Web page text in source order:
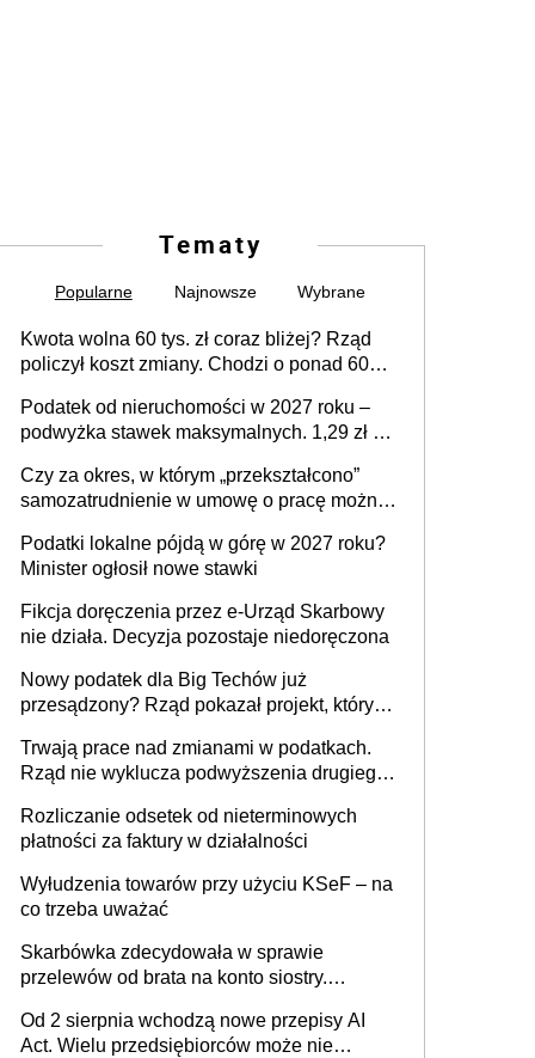
Tematy
Popularne Najnowsze Wybrane
Kwota wolna 60 tys. zł coraz bliżej? Rząd
policzył koszt zmiany. Chodzi o ponad 60
Podatek od nieruchomości w 2027 roku –
podwyżka stawek maksymalnych. 1,29 zł za
budynków i lokali związanych z
prowadzeniem działalności gospodarczej
Czy za okres, w którym „przekształcono”
samozatrudnienie w umowę o pracę można
umowy cywilnoprawnej jedynym
racjonalnym wyjściem
Podatki lokalne pójdą w górę w 2027 roku?
Minister ogłosił nowe stawki
Fikcja doręczenia przez e-Urząd Skarbowy
nie działa. Decyzja pozostaje niedoręczona
Nowy podatek dla Big Techów już
przesądzony? Rząd pokazał projekt, który
Trwają prace nad zmianami w podatkach.
Rząd nie wyklucza podwyższenia drugiego
Rozliczanie odsetek od nieterminowych
płatności za faktury w działalności
Wyłudzenia towarów przy użyciu KSeF – na
co trzeba uważać
Skarbówka zdecydowała w sprawie
przelewów od brata na konto siostry.
darowizna, ale podatku jednak nie będzie
Od 2 sierpnia wchodzą nowe przepisy AI
Act. Wielu przedsiębiorców może nie